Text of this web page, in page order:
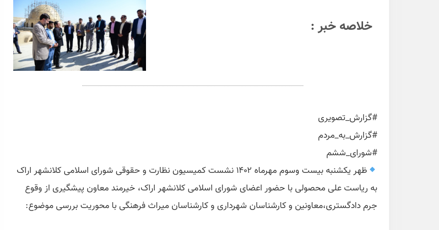
خلاصه خبر :
#گزارش_تصویری
#گزارش_به_مردم
#شورای_ششم
ظهر یکشنبه بیست وسوم مهرماه ۱۴۰۲ نشست کمیسیون نظارت و حقوقی شورای اسلامی کلانشهر اراک
به ریاست علی محصولی با حضور اعضای شورای اسلامی کلانشهر اراک، خیرمند معاون پیشگیری از وقوع
جرم دادگستری،معاونین و کارشناسان شهرداری و کارشناسان میراث فرهنگی با محوریت بررسی موضوع: